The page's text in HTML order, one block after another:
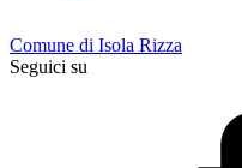
Comune di Isola Rizza
Seguici su